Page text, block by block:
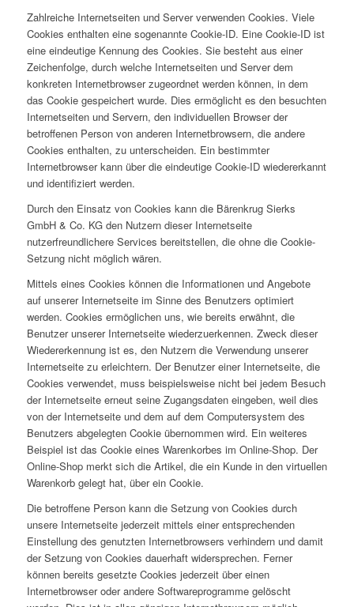
Zahlreiche Internetseiten und Server verwenden Cookies. Viele
Cookies enthalten eine sogenannte Cookie-ID. Eine Cookie-ID ist
eine eindeutige Kennung des Cookies. Sie besteht aus einer
Zeichenfolge, durch welche Internetseiten und Server dem
konkreten Internetbrowser zugeordnet werden können, in dem
das Cookie gespeichert wurde. Dies ermöglicht es den besuchten
Internetseiten und Servern, den individuellen Browser der
betroffenen Person von anderen Internetbrowsern, die andere
Cookies enthalten, zu unterscheiden. Ein bestimmter
Internetbrowser kann über die eindeutige Cookie-ID wiedererkannt
und identifiziert werden.
Durch den Einsatz von Cookies kann die Bärenkrug Sierks
GmbH & Co. KG den Nutzern dieser Internetseite
nutzerfreundlichere Services bereitstellen, die ohne die Cookie-
Setzung nicht möglich wären.
Mittels eines Cookies können die Informationen und Angebote
auf unserer Internetseite im Sinne des Benutzers optimiert
werden. Cookies ermöglichen uns, wie bereits erwähnt, die
Benutzer unserer Internetseite wiederzuerkennen. Zweck dieser
Wiedererkennung ist es, den Nutzern die Verwendung unserer
Internetseite zu erleichtern. Der Benutzer einer Internetseite, die
Cookies verwendet, muss beispielsweise nicht bei jedem Besuch
der Internetseite erneut seine Zugangsdaten eingeben, weil dies
von der Internetseite und dem auf dem Computersystem des
Benutzers abgelegten Cookie übernommen wird. Ein weiteres
Beispiel ist das Cookie eines Warenkorbes im Online-Shop. Der
Online-Shop merkt sich die Artikel, die ein Kunde in den virtuellen
Warenkorb gelegt hat, über ein Cookie.
Die betroffene Person kann die Setzung von Cookies durch
unsere Internetseite jederzeit mittels einer entsprechenden
Einstellung des genutzten Internetbrowsers verhindern und damit
der Setzung von Cookies dauerhaft widersprechen. Ferner
können bereits gesetzte Cookies jederzeit über einen
Internetbrowser oder andere Softwareprogramme gelöscht